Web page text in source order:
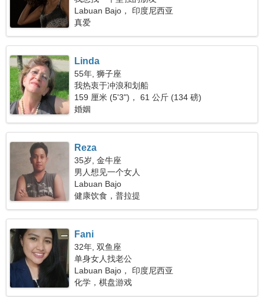
Labuan Bajo， 印度尼西亚
真爱
Linda
55年, 狮子座
我热衷于冲浪和划船
159 厘米 (5'3")， 61 公斤 (134 磅)
婚姻
Reza
35岁, 金牛座
男人想见一个女人
Labuan Bajo
健康饮食，普拉提
Fani
32年, 双鱼座
单身女人找老公
Labuan Bajo， 印度尼西亚
化学，棋盘游戏